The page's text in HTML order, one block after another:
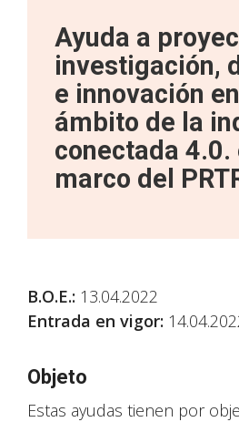
Ayuda a
investigación,
e innovación
ámbito de la
conectada 4.0.
marco del
B.O.E.: 13.04.2022
Entrada en vigor:
Objeto
Estas ayudas tienen por